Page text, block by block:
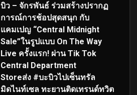
บิว – จักรพันธ์ ร่วมสร้างปรากฏ
การณ์การช้อปสุดสนุก กับ
แคมเปญ “Central Midnight
Sale”ในรูปแบบ On The Way
Live ครั้งแรก! ผ่าน Tik Tok
Central Department
Storeส่ง #บะบิวไปเซ็นทรัล
มิดไนท์เซล ทะยานติดเทรนด์ทวิต